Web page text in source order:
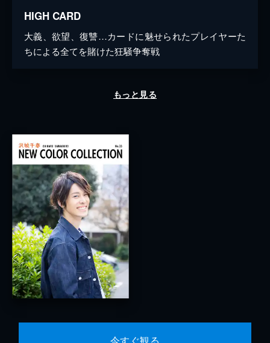
HIGH CARD
大義、欲望、復讐…カードに魅せられたプレイヤーた
ちによる全てを賭けた狂騒争奪戦
もっと見る